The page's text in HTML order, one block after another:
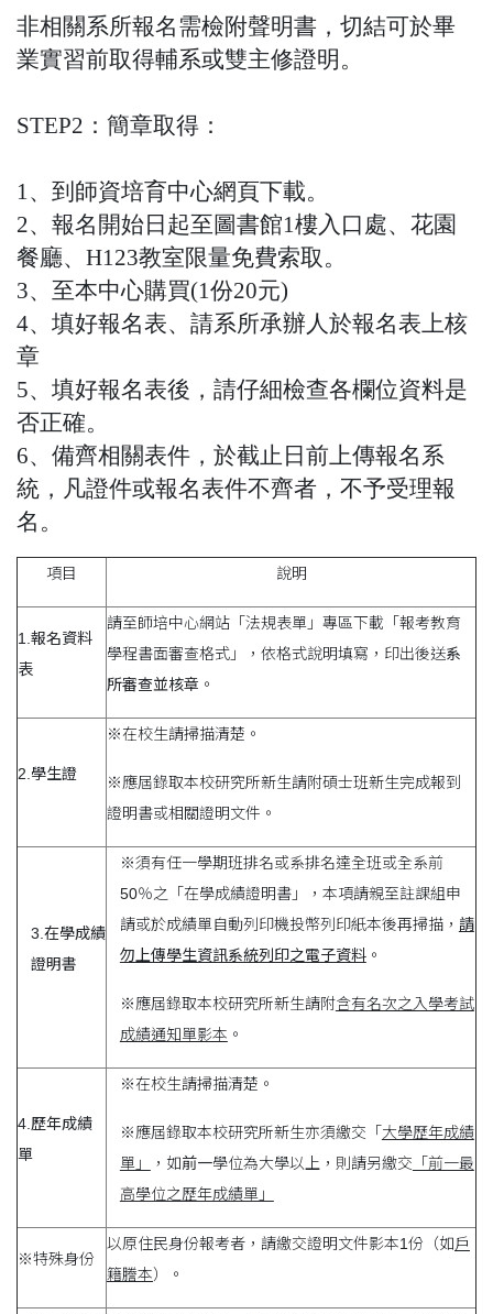
非相關系所報名需檢附聲明書，切結可於畢
業實習前取得輔系或雙主修證明。
STEP2： 簡章取得：
1、到師資培育中心網頁下載。
2、報名開始日起至圖書館1樓入口處、花園
餐廳、H123教室限量免費索取。
3、至本中心購買(1份20元)
4、填好報名表、請系所承辦人於報名表上核
章
5、填好報名表後，請仔細檢查各欄位資料是
否正確。
6、備齊相關表件，於截止日前上傳報名系
統，凡證件或報名表件不齊者，不予受理報
名。
項目 說明
1.報名資料
表
請至師培中心網站「法規表單」專區下載「報考教育
學程書面審查格式」，依格式說明填寫，印出後送系
所審查並核章 。
2.學生證
※在校生請掃描清楚。
※應屆錄取本校研究所新生請附碩士班新生完成報到
證明書或相關證明文件。
3.在學成績
證明書
※須有任一學期班排名或系排名達全班或全系前
50％之「在學成績證明書」，本項請親至註課組申
請或於成績單自動列印機投幣列印紙本後再掃描， 請
勿上傳學生資訊系統列印之電子資料。
※應屆錄取本校研究所新生請附含有名次之入學考試
成績通知單影本 。
4.歷年成績
單
※在校生請掃描清楚。
※應屆錄取本校研究所新生亦須繳交「 大學歷年成績
單」
，如前一學位為大學以上，則請另繳交 「前一最
高學位之歷年成績單」
※特殊身份
以原住民身份報考者，請繳交證明文件影本1份（如戶
籍謄本）。